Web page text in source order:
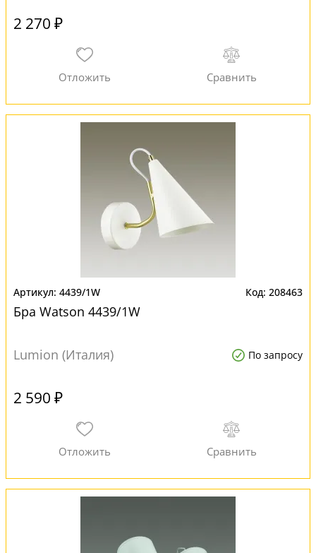
2 270 ₽
4439/1W 208463
Бра Watson 4439/1W
Lumion (Италия) По запросу
2 590 ₽